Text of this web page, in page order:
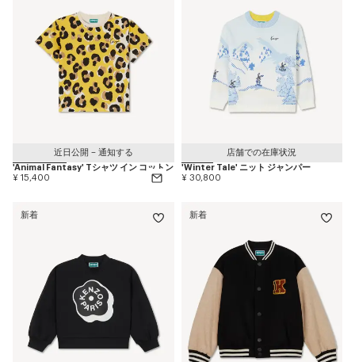
近日公開 – 通知する
'Animal Fantasy' Tシャツ イン コットン
¥ 15,400
店舗での在庫状況
'Winter Tale' ニット ジャンパー
¥ 30,800
新着 新着